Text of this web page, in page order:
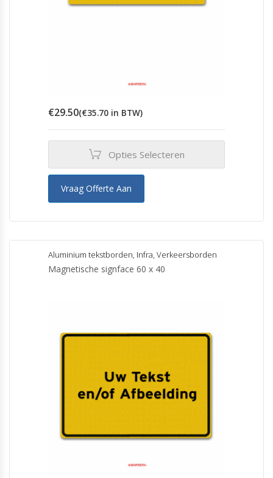
€29.50(€35.70 in BTW)
Opties Selecteren
Vraag Offerte Aan
Aluminium tekstborden, Infra, Verkeersborden
Magnetische signface 60 x 40